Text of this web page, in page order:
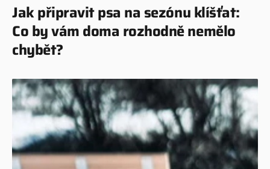
Jak připravit psa na sezónu klíšťat:
Co by vám doma rozhodně nemělo
chybět?